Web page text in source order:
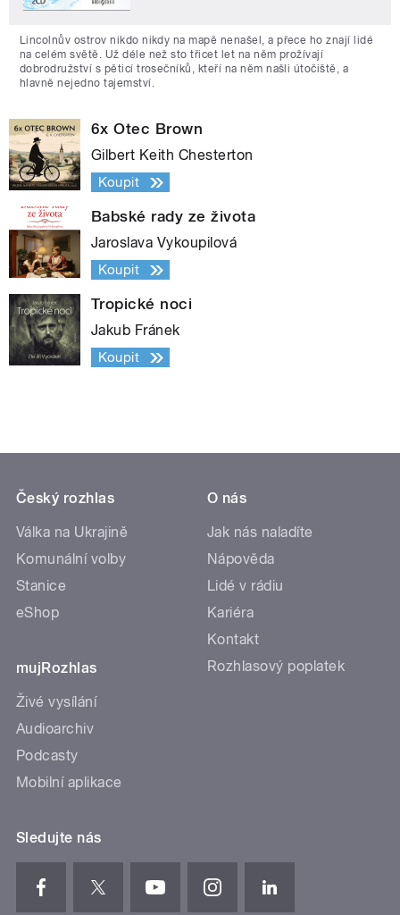
Lincolnův ostrov nikdo nikdy na mapě nenašel, a přece ho znají lidé
na celém světě. Už déle než sto třicet let na něm prožívají
dobrodružství s pěticí trosečníků, kteří na něm našli útočiště, a
hlavně nejedno tajemství.
6x Otec Brown
Gilbert Keith Chesterton
Koupit
Babské rady ze života
Jaroslava Vykoupilová
Koupit
Tropické noci
Jakub Fránek
Koupit
Český rozhlas
Válka na Ukrajině
Komunální volby
Stanice
eShop
mujRozhlas
Živé vysílání
Audioarchiv
Podcasty
Mobilní aplikace
O nás
Jak nás naladíte
Nápověda
Lidé v rádiu
Kariéra
Kontakt
Rozhlasový poplatek
Sledujte nás